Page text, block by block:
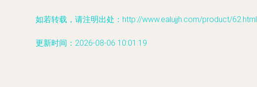
如若转载，请注明出处：http://www.ealujjh.com/product/62.html
更新时间：2026-08-06 10:01:19